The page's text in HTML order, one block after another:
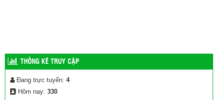
THỐNG KÊ TRUY CẬP
Đang trực tuyến: 4
Hôm nay: 330